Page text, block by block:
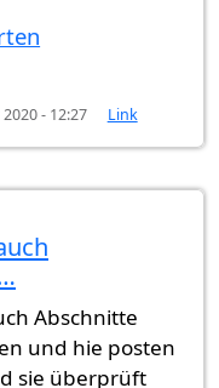
- 12:27 Link
Abschnitte
und hie posten
sie überprüft